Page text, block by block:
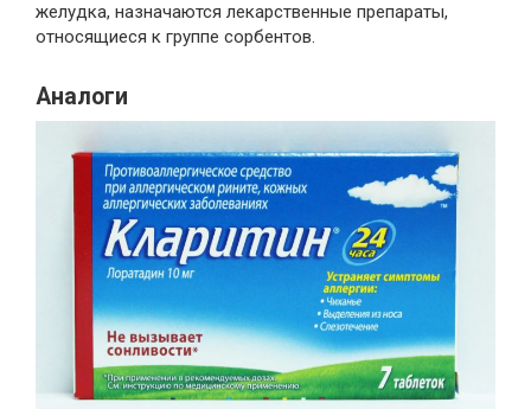
желудка, назначаются лекарственные препараты,
относящиеся к группе сорбентов.
Аналоги